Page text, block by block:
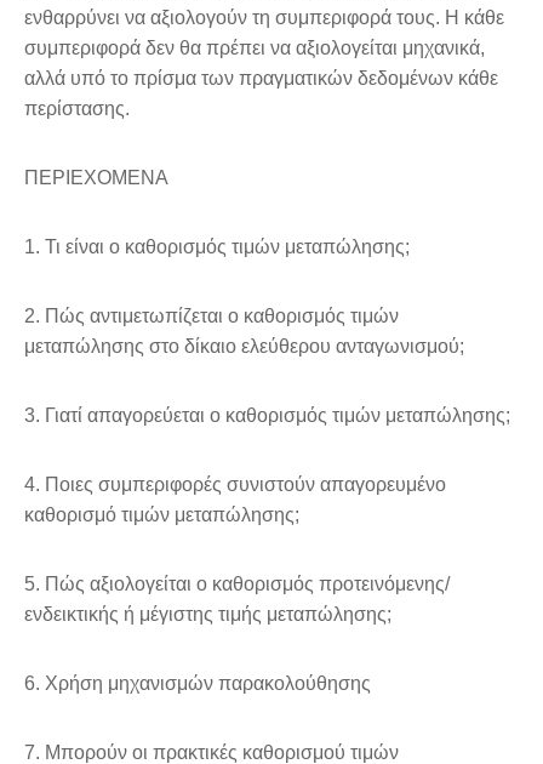
ενθαρρύνει να αξιολογούν τη συμπεριφορά τους. Η κάθε
συμπεριφορά δεν θα πρέπει να αξιολογείται μηχανικά,
αλλά υπό το πρίσμα των πραγματικών δεδομένων κάθε
περίστασης.
ΠΕΡΙΕΧΟΜΕΝΑ
1. Τι είναι ο καθορισμός τιμών μεταπώλησης;
2. Πώς αντιμετωπίζεται ο καθορισμός τιμών
μεταπώλησης στο δίκαιο ελεύθερου ανταγωνισμού;
3. Γιατί απαγορεύεται ο καθορισμός τιμών μεταπώλησης;
4. Ποιες συμπεριφορές συνιστούν απαγορευμένο
καθορισμό τιμών μεταπώλησης;
5. Πώς αξιολογείται ο καθορισμός προτεινόμενης/
ενδεικτικής ή μέγιστης τιμής μεταπώλησης;
6. Χρήση μηχανισμών παρακολούθησης
7. Μπορούν οι πρακτικές καθορισμού τιμών